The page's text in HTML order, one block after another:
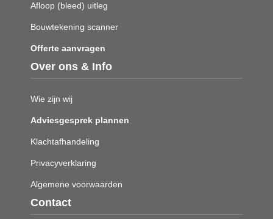
Afloop (bleed) uitleg
Bouwtekening scanner
Offerte aanvragen
Over ons & Info
Wie zijn wij
Adviesgesprek plannen
Klachtafhandeling
Privacyverklaring
Algemene voorwaarden
Contact